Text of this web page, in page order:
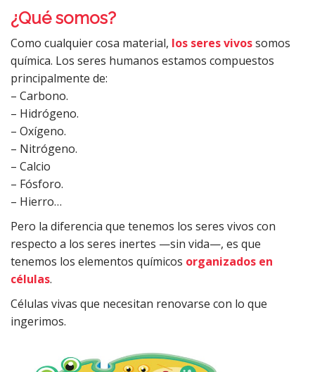
¿Qué somos?
Como cualquier cosa material, los seres vivossomos
química. Los seres humanos estamos compuestos
principalmente de:
– Carbono.
– Hidrógeno.
– Oxígeno.
– Nitrógeno.
– Calcio
– Fósforo.
– Hierro…
Pero la diferencia que tenemos los seres vivos con
respecto a los seres inertes —sin vida—, es que
tenemos los elementos químicos organizados en
células.
Células vivas que necesitan renovarse con lo que
ingerimos.